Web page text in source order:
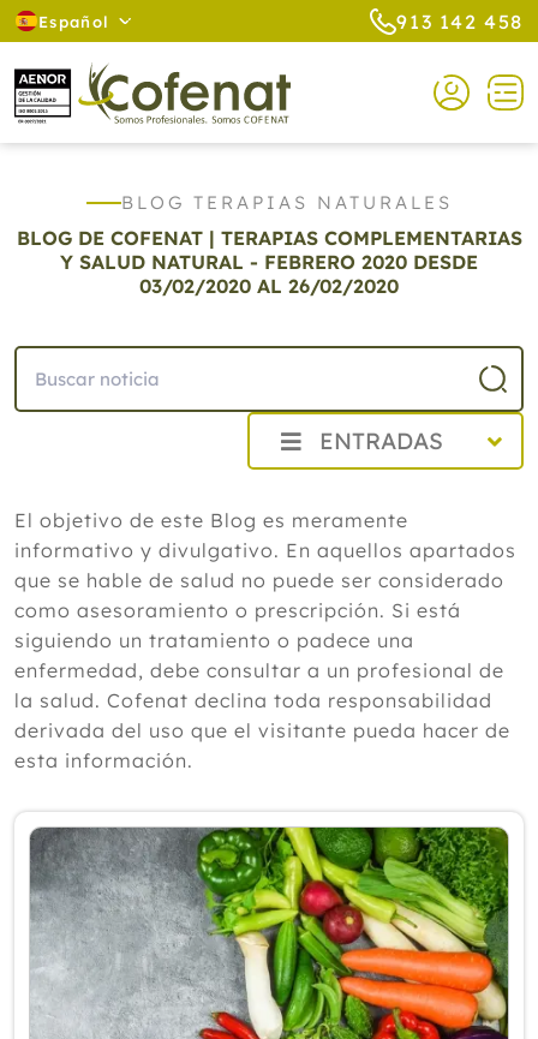
Español 913 142 458
BLOG TERAPIAS NATURALES
BLOG DE COFENAT | TERAPIAS COMPLEMENTARIAS
Y SALUD NATURAL - FEBRERO 2020 DESDE
03/02/2020 AL 26/02/2020
ENTRADAS
2025
2024
2023
2022
2021
2020
Noviembre
Octubre
Septiembre
Agosto
Julio
Junio
Mayo
Abril
El objetivo de este Blog es meramente
informativo y divulgativo. En aquellos apartados
que se hable de salud no puede ser considerado
como asesoramiento o prescripción. Si está
siguiendo un tratamiento o padece una
enfermedad, debe consultar a un profesional de
la salud. Cofenat declina toda responsabilidad
derivada del uso que el visitante pueda hacer de
esta información.